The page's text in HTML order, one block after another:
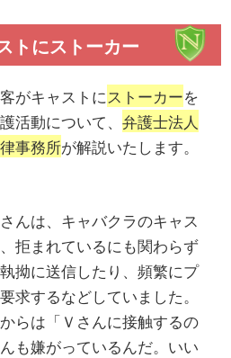
トにストーカー
がキャストにストーカーを
活動について、弁護士法人
事務所が解説いたします。
んは、キャバクラのキャス
拒まれているにも関わらず
拗に送信したり、頻繁にプ
求するなどしていました。
らは「Ｖさんに接触するの
も嫌がっているんだ。いい